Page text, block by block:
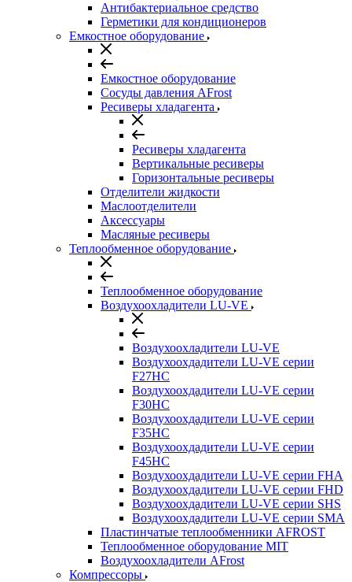
Антибактериальное средство
Герметики для кондиционеров
Емкостное оборудование
Емкостное оборудование
Сосуды давления AFrost
Ресиверы хладагента
Ресиверы хладагента
Вертикальные ресиверы
Горизонтальные ресиверы
Отделители жидкости
Маслоотделители
Аксессуары
Масляные ресиверы
Теплообменное оборудование
Теплообменное оборудование
Воздухоохладители LU-VE
Воздухоохладители LU-VE
Воздухоохдадители LU-VE серии
F27HC
Воздухоохдадители LU-VE серии
F30HC
Воздухоохдадители LU-VE серии
F35HC
Воздухоохдадители LU-VE серии
F45HC
Воздухоохдадители LU-VE серии FHA
Воздухоохдадители LU-VE серии FHD
Воздухоохдадители LU-VE серии SHS
Воздухоохдадители LU-VE серии SMA
Пластинчатые теплообменники AFROST
Теплообменное оборудование MIT
Воздухоохладители AFrost
Компрессоры